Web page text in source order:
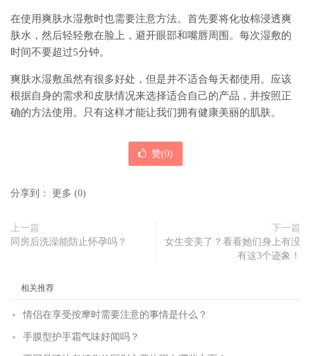
在使用爽肤水湿敷时也需要注意方法。首先要将化妆棉浸透爽
肤水，然后轻轻敷在脸上，避开眼部和嘴唇周围。每次湿敷的
时间不要超过5分钟。
爽肤水湿敷虽然有很多好处，但是并不适合每天都使用。应该
根据自身的需求和皮肤情况来选择适合自己的产品，并按照正
确的方法使用。只有这样才能让我们拥有健康美丽的肌肤。
赞(0)
分享到： 更多 (0)
上一篇
同房后洗澡能防止怀孕吗？
下一篇
女生变美了？看看她们身上有没
有这3个迹象！
相关推荐
情侣在享受按摩时需要注意的事情是什么？
手膜型护手霜气味好闻吗？